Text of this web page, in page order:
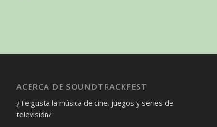
ACERCA DE SOUNDTRACKFEST
¿Te gusta la música de cine, juegos y series de
televisión?